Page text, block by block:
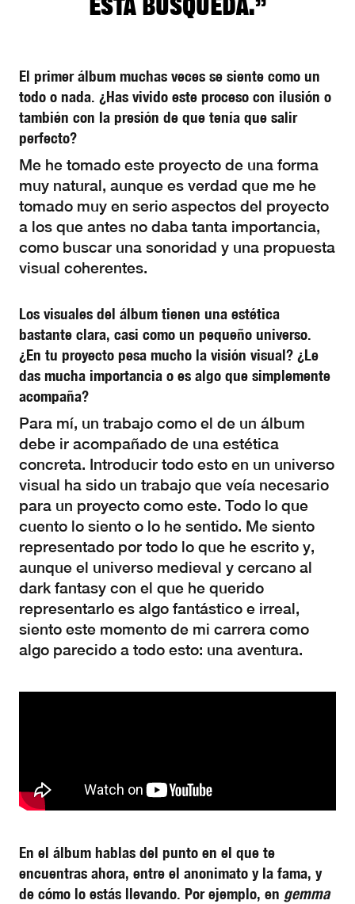
esta búsqueda.”
El primer álbum muchas veces se siente como un
todo o nada. ¿Has vivido este proceso con ilusión o
también con la presión de que tenía que salir
perfecto?
Me he tomado este proyecto de una forma
muy natural, aunque es verdad que me he
tomado muy en serio aspectos del proyecto
a los que antes no daba tanta importancia,
como buscar una sonoridad y una propuesta
visual coherentes.
Los visuales del álbum tienen una estética
bastante clara, casi como un pequeño universo.
¿En tu proyecto pesa mucho la visión visual? ¿Le
das mucha importancia o es algo que simplemente
acompaña?
Para mí, un trabajo como el de un álbum
debe ir acompañado de una estética
concreta. Introducir todo esto en un universo
visual ha sido un trabajo que veía necesario
para un proyecto como este. Todo lo que
cuento lo siento o lo he sentido. Me siento
representado por todo lo que he escrito y,
aunque el universo medieval y cercano al
dark fantasy con el que he querido
representarlo es algo fantástico e irreal,
siento este momento de mi carrera como
algo parecido a todo esto: una aventura.
En el álbum hablas del punto en el que te
encuentras ahora, entre el anonimato y la fama, y
de cómo lo estás llevando. Por ejemplo, en gemma